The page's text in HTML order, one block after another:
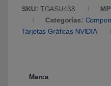
SKU: TGASU438
Categorías:
Tarjetas Gráficas NVIDIA
Marca